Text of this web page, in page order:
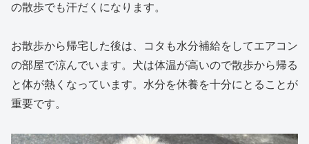
の散歩でも汗だくになります。
お散歩から帰宅した後は、コタも水分補給をしてエアコン
の部屋で涼んでいます。犬は体温が高いので散歩から帰る
と体が熱くなっています。水分を休養を十分にとることが
重要です。